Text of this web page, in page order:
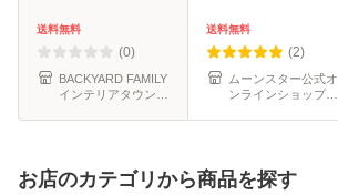
シューズ フォーマ
ル靴 赤ちゃん 靴
シューズ
送料無料
(0)
BACKYARD FAMILY
インテリアタウン
店
C2092 ブラック 黒
moonstar carrot ス
ニー
送料無料
(2)
ムーンスター公式オ
ンラインショップ
店
お店のカテゴリから商品を探す